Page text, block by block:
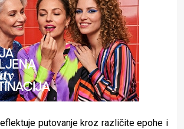
putovanje kroz različite epohe i